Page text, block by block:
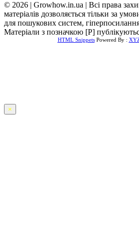
© 2026 | Growhow.in.ua | Всі права
матеріалів дозволяється тільки за
для пошукових систем,
Матеріали з позначкою [Р]
HTML SnippetsPowered By :
×